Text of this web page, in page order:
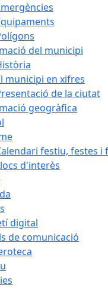
del municipi
municipi en xifres
de la ciutat
geogràfica
festiu, festes i
d'interès
digital
de comunicació